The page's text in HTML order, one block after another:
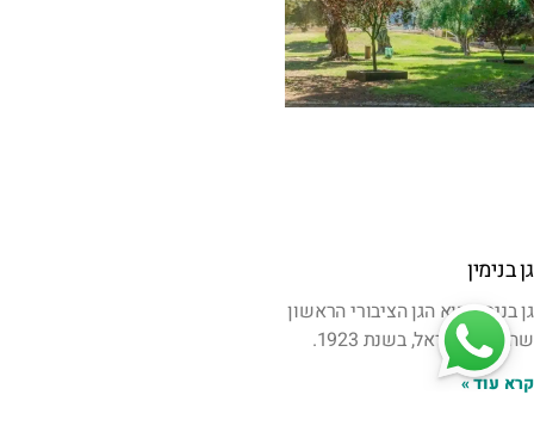
גן בנימין
גן בנימין הוא הגן הציבורי הראשון
שהוקם בישראל, בשנת 1923.
קרא עוד »